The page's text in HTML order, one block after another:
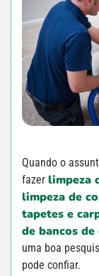
Quando o
fazer limpeza
limpeza de
tapetes e
de bancos
uma boa
pode confiar.